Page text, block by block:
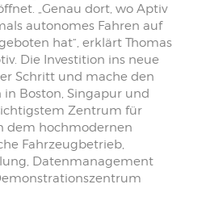
„Genau dort, wo Aptiv
autonomes Fahren auf
hat“, erklärt Thomas
Die Investition ins neue
Schritt und mache den
Boston, Singapur und
Zentrum für
dem hochmodernen
Fahrzeugbetrieb,
Datenmanagement